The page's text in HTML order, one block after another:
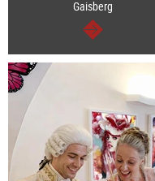
Gaisberg
continue